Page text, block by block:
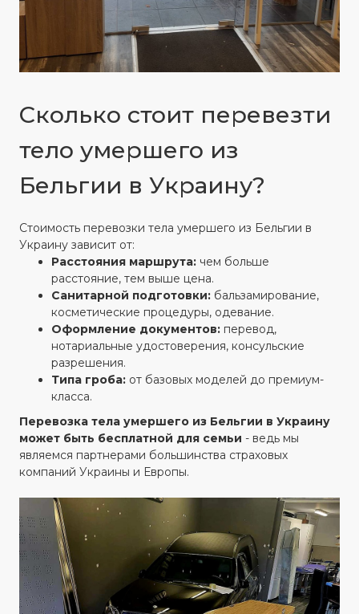
Сколько стоит перевезти
тело умершего из
Бельгии в Украину?
Стоимость перевозки тела умершего из Бельгии в
Украину зависит от:
Расстояния маршрута:чем больше
расстояние, тем выше цена.
Санитарной подготовки:бальзамирование,
косметические процедуры, одевание.
Оформление документов:перевод,
нотариальные удостоверения, консульские
разрешения.
Типа гроба:от базовых моделей до премиум-
класса.
Перевозка тела умершего из Бельгии в Украину
может быть бесплатной для семьи - ведь мы
являемся партнерами большинства страховых
компаний Украины и Европы.